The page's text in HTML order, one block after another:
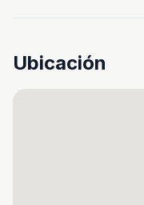
Ubicación